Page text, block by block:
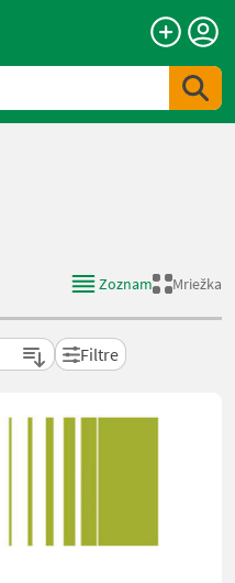
Zoznam
Mriežka
Filtre